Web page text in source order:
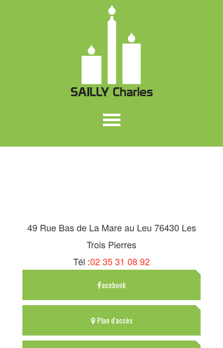
49 Rue Bas de La Mare au Leu 76430 Les
Trois Pierres
Tél :02 35 31 08 92
acebook
Plan d'accès